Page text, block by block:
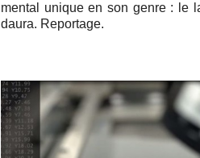
men­tal unique en son genre : le
daura. Reportage.